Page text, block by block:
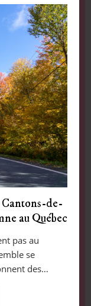
Cantons-de-
au Québec
pas au
se
des…